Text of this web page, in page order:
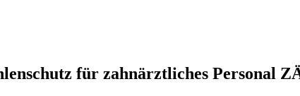
für zahnärztliches Personal